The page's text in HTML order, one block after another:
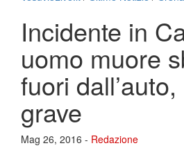
Incidente in
uomo muore
fuori
grave
Mag 26, 2016 - Redazione